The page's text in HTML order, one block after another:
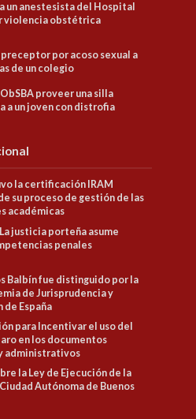
un anestesista del Hospital
violencia obstétrica
preceptor por acoso sexual a
de un colegio
proveer una silla
a un joven con distrofia
la certificación IRAM
su proceso de gestión de las
académicas
justicia porteña asume
penales
Balbín fue distinguido por la
de Jurisprudencia y
de España
para Incentivar el uso del
en los documentos
administrativos
la Ley de Ejecución de la
Autónoma de Buenos